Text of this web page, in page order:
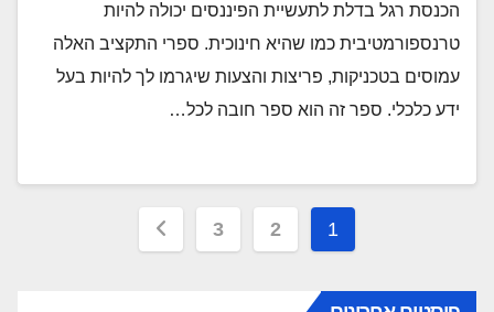
הכנסת רגל בדלת לתעשיית הפיננסים יכולה להיות
טרנספורמטיבית כמו שהיא חינוכית. ספרי התקציב האלה
עמוסים בטכניקות, פריצות והצעות שיגרמו לך להיות בעל
ידע כלכלי. ספר זה הוא ספר חובה לכל…
Posts
1
2
3